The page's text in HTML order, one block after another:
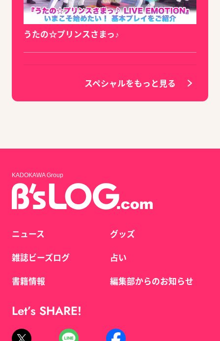
うたの☆プリンスさまっ♪
スペシャルをもっと見る
KADOKAWA Group
ニュース
雑誌ビーズログ
書籍情報
グッズ
占い
編集部からのお知らせ
Let’s SHARE!